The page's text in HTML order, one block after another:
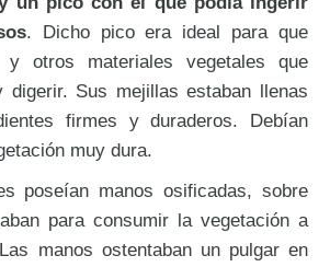
. Dicho pico era ideal para que
y otros materiales vegetales que
digerir. Sus mejillas estaban llenas
firmes y duraderos. Debían
muy dura.
poseían manos osificadas, sobre
para consumir la vegetación a
manos ostentaban un pulgar en